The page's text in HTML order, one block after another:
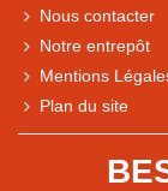
Nous contacter
Notre entrepôt
Mentions
Plan du site